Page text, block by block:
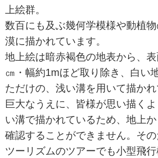
上絵群。
数百にも及ぶ幾何学模様や動植
漠に描かれています。
地上絵は暗赤褐色の地表から、
㎝・幅約1mほど取り除き、白い
ただけの、浅い溝を用いて描かれ
巨大なうえに、皆様が思い描く
い溝で描かれているため、地上
確認することができません。そ
ツーリズムのツアーでも小型飛